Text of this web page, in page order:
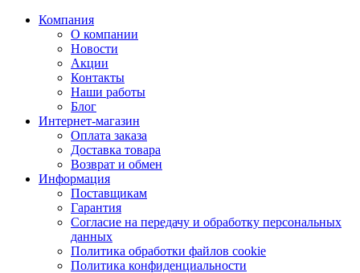
Компания
О компании
Новости
Акции
Контакты
Наши работы
Блог
Интернет-магазин
Оплата заказа
Доставка товара
Возврат и обмен
Информация
Поставщикам
Гарантия
Согласие на передачу и обработку персональных
данных
Политика обработки файлов cookie
Политика конфиденциальности